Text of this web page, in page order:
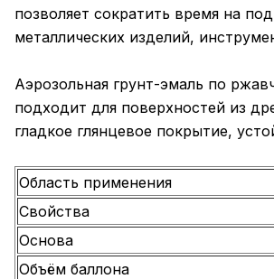
позволяет сократить время на
металлических изделий,
Аэрозольная грунт-эмаль по
подходит для поверхностей из
гладкое глянцевое покрытие,
Область применения
Свойства
Основа
Объём баллона